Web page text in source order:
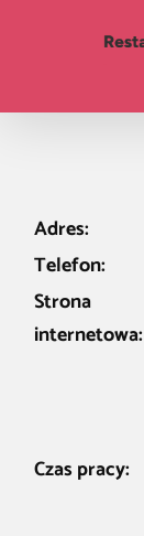
Adres:
Telefon:
Strona
internetowa:
Czas pracy: